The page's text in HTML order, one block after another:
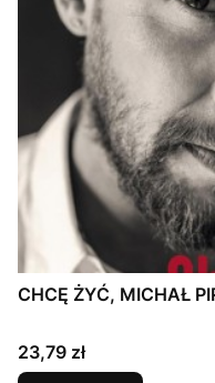
CHCĘ ŻYĆ, MICHAŁ
Cena
23,79 zł